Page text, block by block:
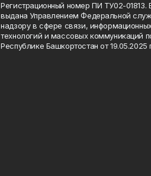
Регистрационный номер ПИ ТУ02-01813.
выдана Управлением Федеральной
надзору в сфере связи,
технологий и массовых коммуникаций
Республике Башкортостан от 19.05.2025